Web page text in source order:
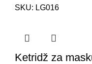
SKU: LG016
Ketridž za